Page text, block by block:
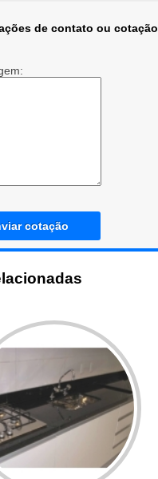
de contato ou cotação
cotação